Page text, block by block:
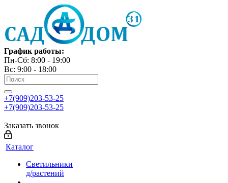
График работы:
Пн-Сб: 8:00 - 19:00
Вс: 9:00 - 18:00
+7(909)203-53-25
+7(909)203-53-25
Заказать звонок
Каталог
Светильники
д/растений